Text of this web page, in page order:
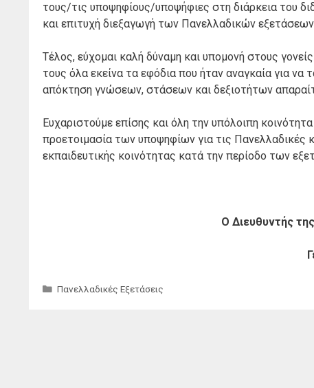
τους/τις υποψηφίους/υποψήφιες στη διάρκεια του
και επιτυχή διεξαγωγή των Πανελλαδικών
Τέλος, εύχομαι καλή δύναμη και υπομονή στους
τους όλα εκείνα τα εφόδια που ήταν αναγκαία για
απόκτηση γνώσεων, στάσεων και δεξιοτήτων
Ευχαριστούμε επίσης και όλη την υπόλοιπη
προετοιμασία των υποψηφίων για τις Πανελλαδικές
εκπαιδευτικής κοινότητας κατά την περίοδο των
Ο Διευθυντής
Κατηγορίες
Πανελλαδικές Εξετάσεις